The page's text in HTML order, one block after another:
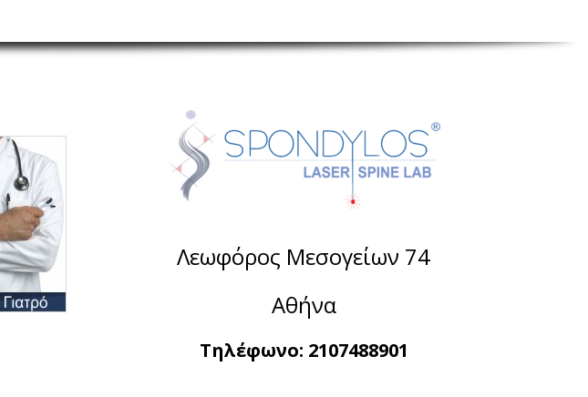
Λεωφόρος Μεσογείων 74
Αθήνα
Τηλέφωνο: 2107488901